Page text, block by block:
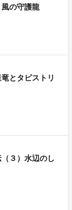
の守護龍
とタピストリ
３）水辺のし